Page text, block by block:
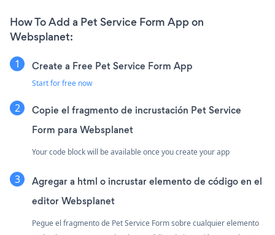
How To Add a Pet Service Form App on
Websplanet:
Create a Free Pet Service Form App
Start for free now
Copie el fragmento de incrustación Pet Service
Form para Websplanet
Your code block will be available once you create your app
Agregar a html o incrustar elemento de código en el
editor Websplanet
Pegue el fragmento de Pet Service Form sobre cualquier elemento